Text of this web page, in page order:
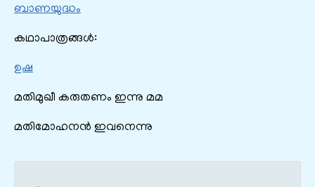
ബാണയുദ്ധം
കഥാപാത്രങ്ങൾ:
ഉഷ
മതിമുഖീ കരുതണം ഇന്നു മമ
മതിമോഹനൻ ഇവനെന്നു